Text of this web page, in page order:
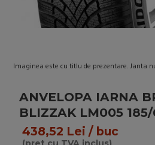
Imaginea este cu titlu de prezentare. Janta
ANVELOPA IARNA
BLIZZAK LM005 185/
438,52 Lei / buc